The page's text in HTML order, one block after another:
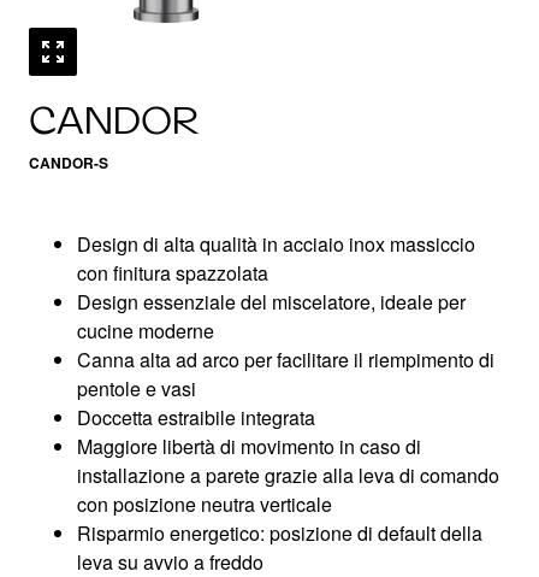
CANDOR
CANDOR-S
Design di alta qualità in acciaio inox massiccio
con finitura spazzolata
Design essenziale del miscelatore, ideale per
cucine moderne
Canna alta ad arco per facilitare il riempimento di
pentole e vasi
Doccetta estraibile integrata
Maggiore libertà di movimento in caso di
installazione a parete grazie alla leva di comando
con posizione neutra verticale
Risparmio energetico: posizione di default della
leva su avvio a freddo